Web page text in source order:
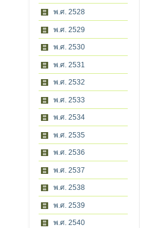
พ.ศ. 2528
พ.ศ. 2529
พ.ศ. 2530
พ.ศ. 2531
พ.ศ. 2532
พ.ศ. 2533
พ.ศ. 2534
พ.ศ. 2535
พ.ศ. 2536
พ.ศ. 2537
พ.ศ. 2538
พ.ศ. 2539
พ.ศ. 2540